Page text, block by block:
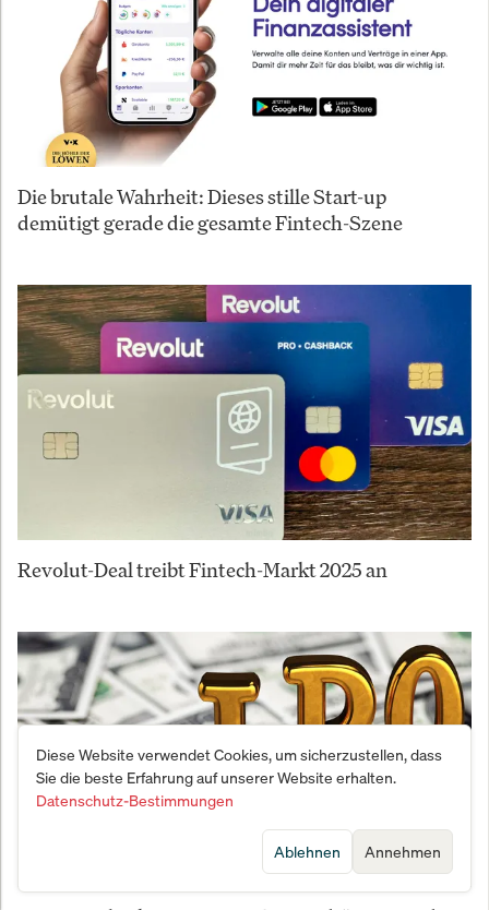
Die brutale Wahrheit: Dieses stille Start-up
demütigt gerade die gesamte Fintech-Szene
Revolut-Deal treibt Fintech-Markt 2025 an
Diese Website verwendet Cookies, um sicherzustellen, dass
Sie die beste Erfahrung auf unserer Website erhalten.
Datenschutz-Bestimmungen
Annehmen
Ablehnen